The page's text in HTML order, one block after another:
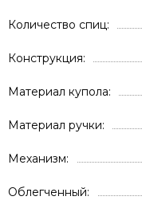
Количество спиц
Конструкция
Материал купола
Материал ручки
Механизм
Облегченный